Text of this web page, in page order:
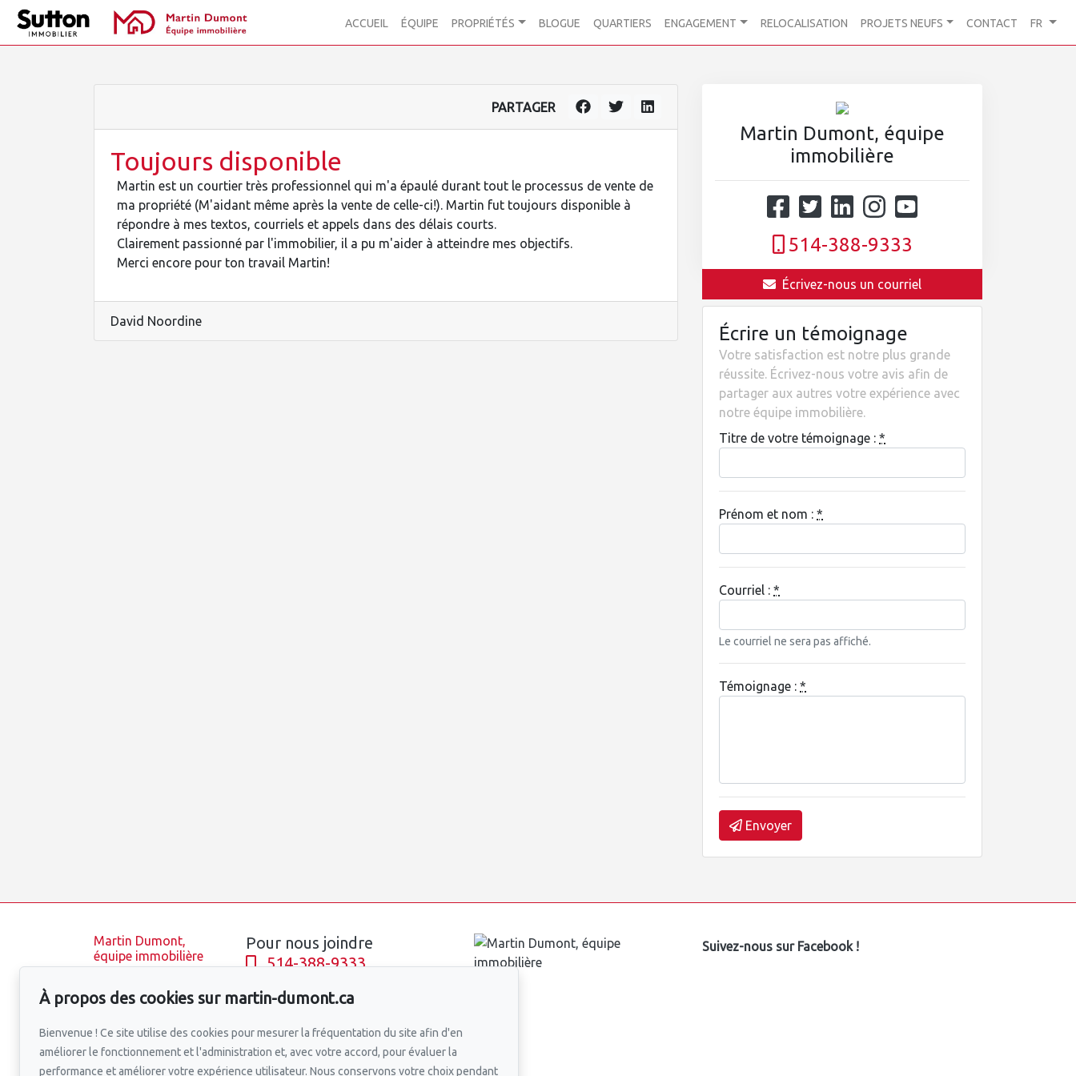
ACCUEIL ÉQUIPE PROPRIÉTÉS BLOGUE QUARTIERS ENGAGEMENT RELOCALISATION PROJETS NEUFS CONTACT FR
PARTAGER
Toujours disponible
Martin est un courtier très professionnel qui m'a épaulé durant tout le processus de vente de
ma propriété (M'aidant même après la vente de celle-ci!). Martin fut toujours disponible à
répondre à mes textos, courriels et appels dans des délais courts.
Clairement passionné par l'immobilier, il a pu m'aider à atteindre mes objectifs.
Merci encore pour ton travail Martin!
David Noordine
Martin Dumont, équipe
immobilière
514-388-9333
Écrivez-nous un courriel
Écrire un témoignage
Votre satisfaction est notre plus grande
réussite. Écrivez-nous votre avis afin de
partager aux autres votre expérience avec
notre équipe immobilière.
Titre de votre témoignage : *
Prénom et nom : *
Courriel : *
Le courriel ne sera pas affiché.
Témoignage : *
Envoyer
Martin Dumont,
équipe immobilière
Équipe
Blogue
Quartiers
Pour nous joindre
514-388-9333
Écrivez-nous un courriel
Suivez-nous sur Facebook !
À propos des cookies sur martin-dumont.ca
Bienvenue ! Ce site utilise des cookies pour mesurer la fréquentation du site afin d'en
améliorer le fonctionnement et l'administration et, avec votre accord, pour évaluer la
performance et améliorer votre expérience utilisateur. Nous conservons votre choix pendant